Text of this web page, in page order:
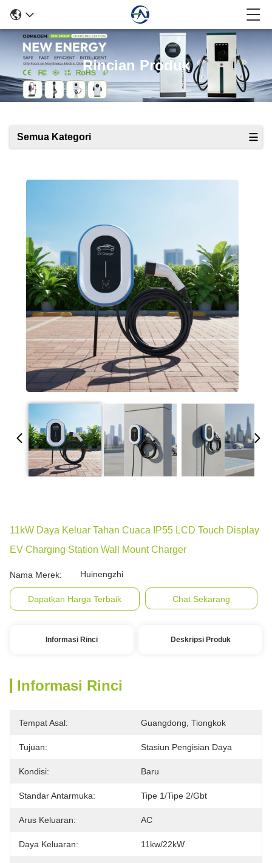
Rincian Produk
Semua Kategori
11kW Daya Keluar Tahan Cuaca IP55 LCD Touch Display
EV Charging Station Wall Mount Charger
Nama Merek: Huinengzhi
Dapatkan Harga Terbaik Chat Sekarang
Informasi Rinci Deskripsi Produk
Informasi Rinci
Tempat Asal: Guangdong, Tiongkok
Tujuan: Stasiun Pengisian Daya
Kondisi: Baru
Standar Antarmuka: Tipe 1/tipe 2/gbt
Arus Keluaran: AC
Daya Keluaran: 11kw/22kW